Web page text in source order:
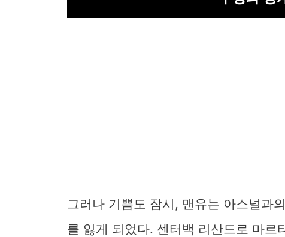
그러나 기쁨도 잠시, 맨유는 아스널과
를 잃게 되었다. 센터백 리산드로 마르